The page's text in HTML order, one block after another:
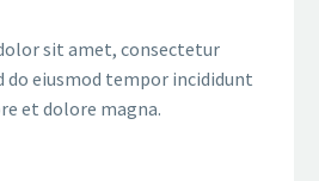
sit amet, consectetur
do eiusmod tempor incididunt
et dolore magna.